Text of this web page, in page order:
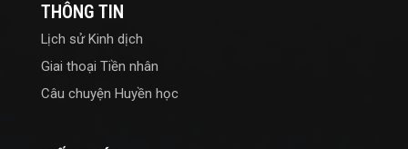
THÔNG TIN
Lịch sử Kinh dịch
Giai thoại Tiền nhân
Câu chuyện Huyền học